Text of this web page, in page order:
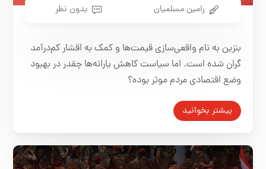
رامین مسلمیان بدون نظر
بنزین به نام واقعی‌سازی قیمت‌ها و کمک به اقشار کم‌د‌رآمد
گران شده است. اما سیاست کاهش یارانه‌ها چقدر در بهبود
وضع اقتصادی مردم موثر بوده‌؟
بیشتر بخوانید